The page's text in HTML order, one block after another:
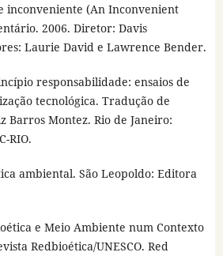
inconveniente (An Inconvenient
2006. Diretor: Davis
Laurie David e Lawrence Bender.
responsabilidade: ensaios de
tecnológica. Tradução de
Barros Montez. Rio de Janeiro:
RIO.
ambiental. São Leopoldo: Editora
e Meio Ambiente num Contexto
Redbioética/UNESCO. Red